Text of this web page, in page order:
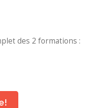
des 2 formations :